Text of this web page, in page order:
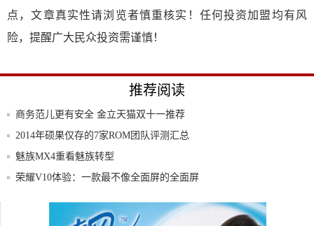
点，文章真实性请浏览者慎重核实！任何投资加盟均有风
险，提醒广大民众投资需谨慎！
推荐阅读
商务范儿更有安全 金立天猫双十一推荐
2014年硕果仅存的7家ROM团队评测汇总
魅族MX4重看魅族转型
荣耀V10体验：一款最不像全面屏的全面屏
华为P8max6月24日上市卖4500+给一